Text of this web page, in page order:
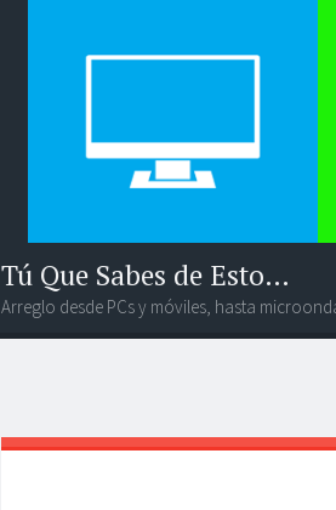
Tú Que Sabes de Esto…
Arreglo desde PCs y móviles, hasta